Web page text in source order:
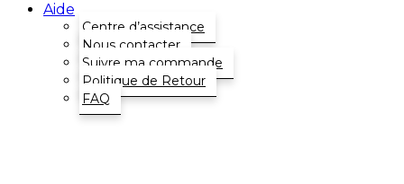
Aide
Centre d’assistance
Nous contacter
Suivre ma commande
Politique de Retour
FAQ